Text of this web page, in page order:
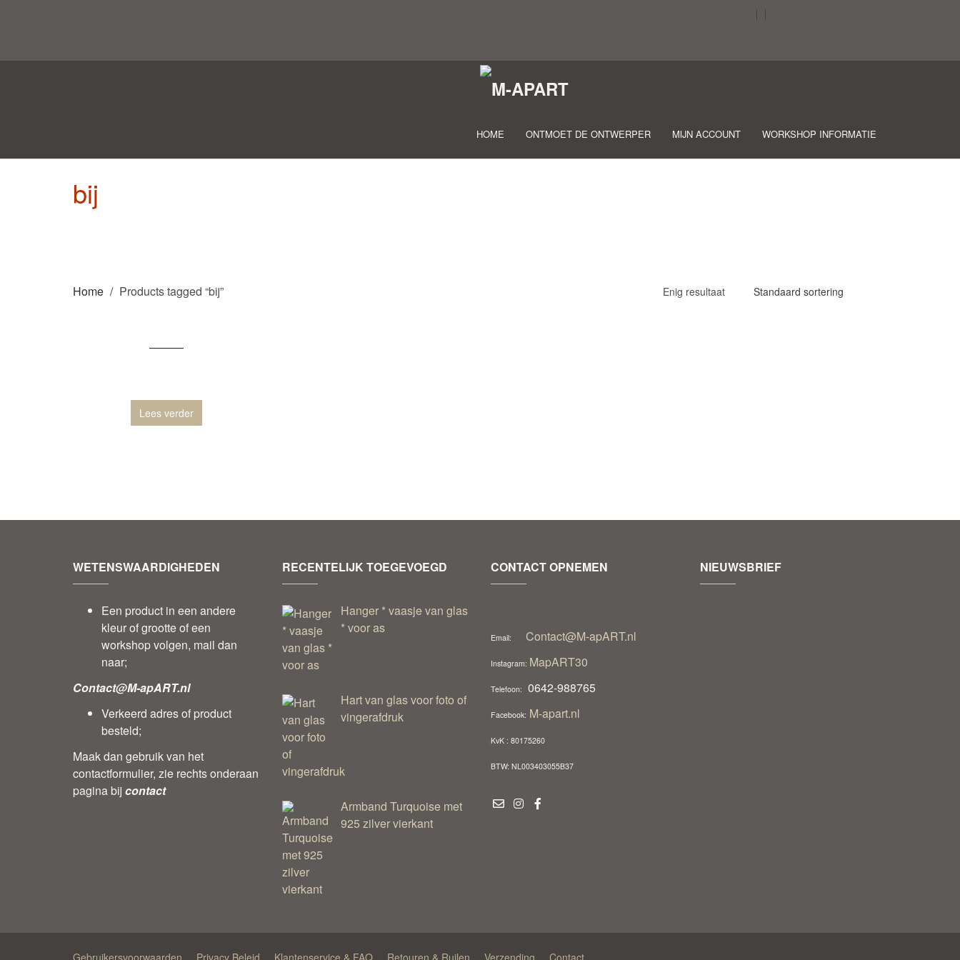
HOME ONTMOET DE ONTWERPER MIJN ACCOUNT WORKSHOP INFORMATIE
bij
Home Products tagged “bij” Enig resultaat
Lees verder
WETENSWAARDIGHEDEN
Een product in een andere
kleur of grootte of een
workshop volgen, mail dan
naar;
Contact@M-apART.nl
Verkeerd adres of product
besteld;
Maak dan gebruik van het
contactformulier, zie rechts onderaan
pagina bij contact
RECENTELIJK TOEGEVOEGD
Hanger * vaasje van glas
* voor as
Hart van glas voor foto of
vingerafdruk
Armband Turquoise met
925 zilver vierkant
CONTACT OPNEMEN
Email: Contact@M-apART.nl
Instagram: MapART30
Telefoon: 0642-988765
Facebook: M-apart.nl
KvK : 80175260
BTW: NL003403055B37
NIEUWSBRIEF
Gebruikersvoorwaarden Privacy Beleid Klantenservice & FAQ Retouren & Ruilen Verzending Contact